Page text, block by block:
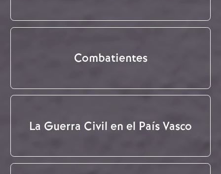
Combatientes
La Guerra Civil en el País Vasco